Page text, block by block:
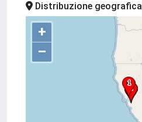
Distribuzione geografica
+
–